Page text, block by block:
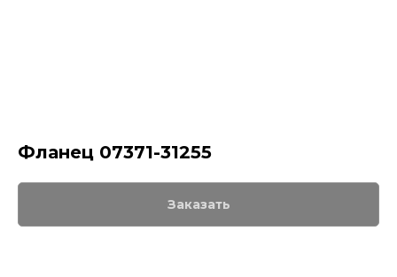
Фланец 07371-31255
Заказать